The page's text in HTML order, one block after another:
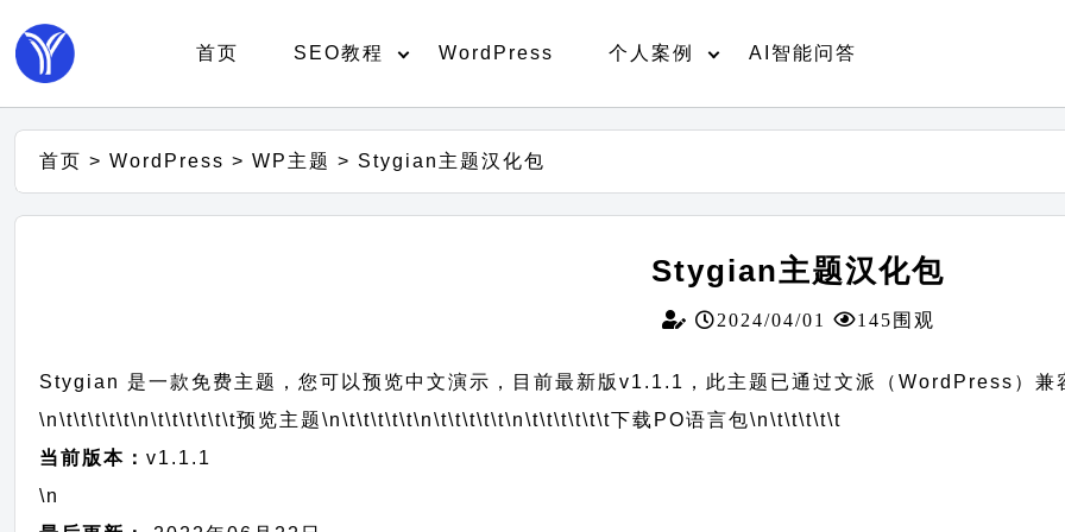
首页 SEO教程 WordPress 个人案例 AI智能问答
首页 >WordPress >WP主题 > Stygian主题汉化包
Stygian主题汉化包
2024/04/01 145围观
Stygian 是一款免费主题，您可以预览中文演示，目前最新版v1.1.1，此主题已通过文派（WordPress）兼
\n\t\t\t\t\t\n\t\t\t\t\t\t预览主题\n\t\t\t\t\t\n\t\t\t\t\t\n\t\t\t\t\t\t下载PO语言包\n\t\t\t\t\t
当前版本：v1.1.1
\n